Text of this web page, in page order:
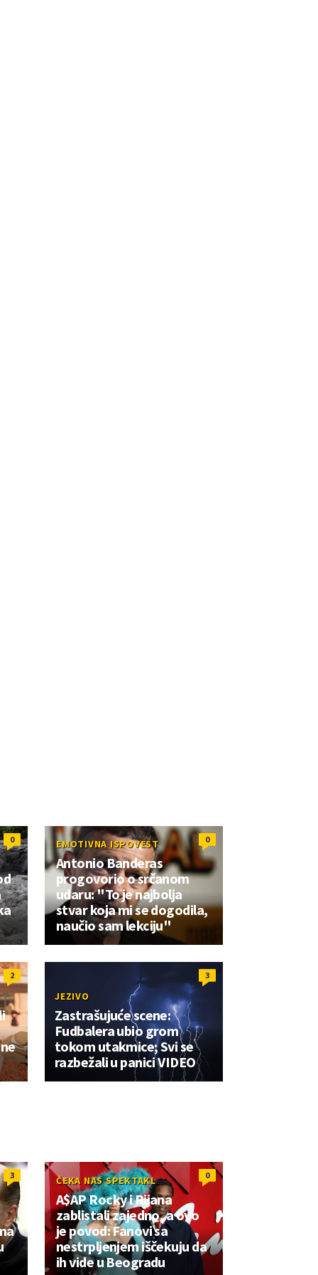
0 0
EMOTIVNA ISPOVEST
Antonio Banderas
progovorio o srčanom
udaru: "To je najbolja
stvar koja mi se dogodila,
naučio sam lekciju"
2 3
JEZIVO
Zastrašujuće scene:
Fudbalera ubio grom
tokom utakmice; Svi se
razbežali u panici VIDEO
3 0
ČEKA NAS SPEKTAKL
A$AP Rocky i Rijana
zablistali zajedno, a ovo
je povod: Fanovi sa
nestrpljenjem iščekuju da
ih vide u Beogradu